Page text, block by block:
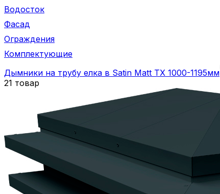
Водосток
Фасад
Ограждения
Комплектующие
Дымники на трубу елка в Satin Matt TX 1000-1195мм
21 товар